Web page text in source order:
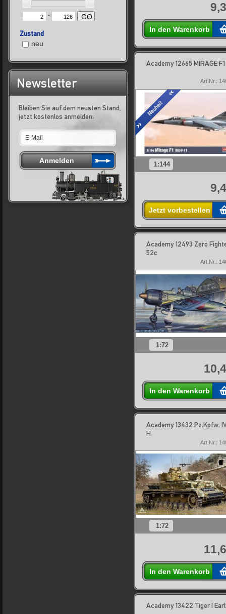
- GO
Zustand
neu
Newsletter
Bleiben Sie auf dem neusten Stand,
jetzt kostenlos anmelden:
In den Warenkorb
Academy 12665 MIRAGE F1
Art.Nr.:
1:144
Jetzt vorbestellen
Academy 12493 Zero
52c
Art.Nr.:
1:72
In den Warenkorb
Academy 13432 Pz.Kpfw.
H
Art.Nr.:
1:72
In den Warenkorb
Academy 13422 Tiger I